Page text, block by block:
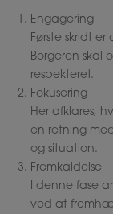
Engagering
Første skridt
Borgeren skal
respekteret.
Fokusering
Her afklares,
en retning
og situation.
Fremkaldelse
I denne fase
ved at